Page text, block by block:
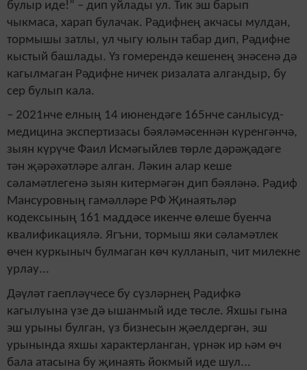
булыр иде!” – дип уйлады ул. Тик эш барып
чыкмаса, харап булачак. Рәдифнең акчасы мулдан,
тормышы затлы, ул чыгу юлын табар дип, Рәдифне
кыстый башлады. Үз гомерендә кешенең энәсенә дә
кагылмаган Рәдифне ничек ризалата алгандыр, бу
сер булып кала.
– 2021нче елның 14 июнендәге 165нче санлысуд-
медицина экспертизасы бәяләмәсеннән күренгәнчә,
зыян күрүче Фаил Исмәгыйлев төрле дәрәҗәдәге
тән җәрәхәтләре алган. Ләкин алар кеше
сәламәтлегенә зыян китермәгән дип бәяләнә. Рәдиф
Мансуровның гамәлләре РФ Җинаятьләр
кодексының 161 маддәсе икенче өлеше буенча
квалификациялә. Ягъни, тормыш яки сәламәтлек
өчен куркыныч булмаган көч кулланып, чит милекне
урлау...
Дәүләт гаепләүчесе бу сүзләрнең Рәдифкә
кагылуына үзе дә ышанмый иде төсле. Яхшы гына
эш урыны булган, үз бизнесын җәелдергән, эш
урынында яхшы характерланган, үрнәк ир һәм өч
бала атасына бу җинаять йокмый иде шул...